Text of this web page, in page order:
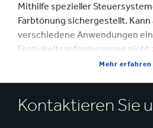
Mithilfe spezieller
Farbtönung sichergestellt.
verschiedene Anwendungen
Festigkeitsanforderungen nicht
Mehr erfahren
Kontaktieren Sie